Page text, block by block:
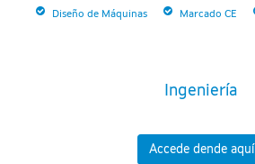
Diseño de Máquinas Marcado CE
Ingeniería
Accede dende aquí